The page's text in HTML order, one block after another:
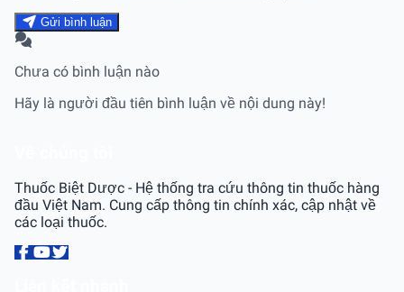
Gửi bình luận
Chưa có bình luận nào
Hãy là người đầu tiên bình luận về nội dung này!
Thuốc Biệt Dược - Hệ thống tra cứu thông tin thuốc hàng
đầu Việt Nam. Cung cấp thông tin chính xác, cập nhật về
các loại thuốc.